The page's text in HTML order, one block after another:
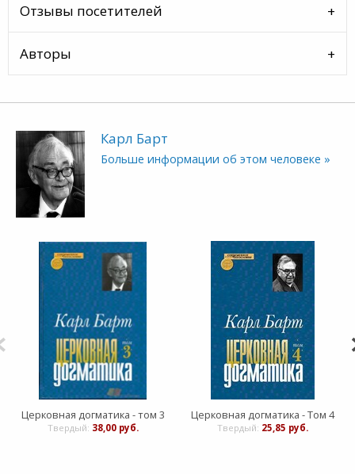
Отзывы посетителей
Авторы
Карл Барт
Больше информации об этом человеке »
Церковная догматика - том 3
Твердый: 38,00 руб.
Церковная догматика - Том 4
Твердый: 25,85 руб.